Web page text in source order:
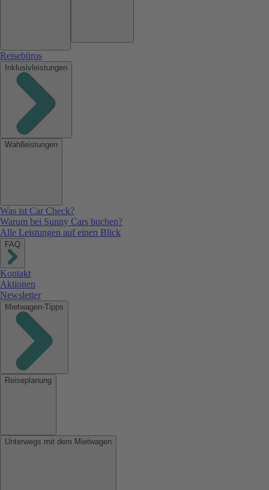
Reisebüros
Inklusivleistungen
Wahlleistungen
Was ist Car Check?
Warum bei Sunny Cars buchen?
Alle Leistungen auf einen Blick
FAQ
Kontakt
Aktionen
Newsletter
Mietwagen-Tipps
Reiseplanung
Unterwegs mit dem Mietwagen